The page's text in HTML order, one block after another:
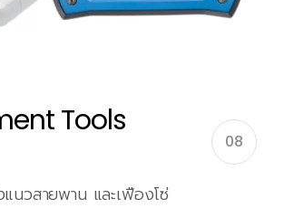
Tools
08
นวสายพาน และเฟืองโซ่